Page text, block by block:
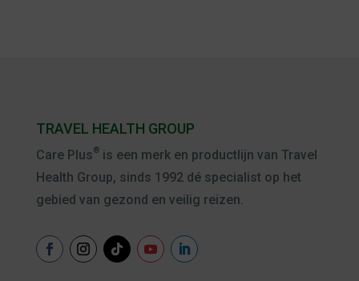
TRAVEL HEALTH GROUP
Care Plus®is een merk en productlijn van Travel
Health Group, sinds 1992 dé specialist op het
gebied van gezond en veilig reizen.